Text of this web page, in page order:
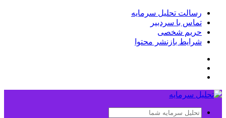
رسالت تحلیل سرمایه
تماس با سردبیر
حریم شخصی
شرایط بازنشر محتوا